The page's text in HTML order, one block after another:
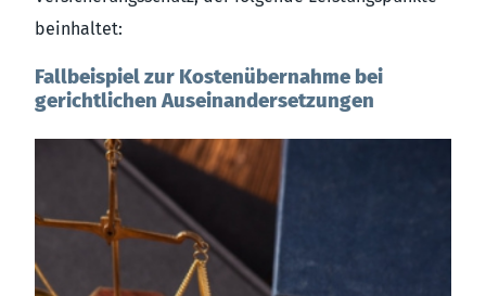
beinhaltet:
Fallbeispiel zur Kostenübernahme bei
gerichtlichen Auseinandersetzungen